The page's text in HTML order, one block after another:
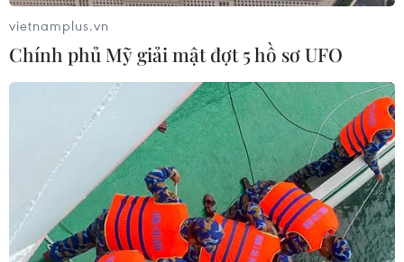
EU triển khai mạng vệ tinh riêng,
củng cố chủ quyền số
08/08/2026 04:15
Liên hợp quốc kêu gọi chấm dứt tấn
công dân thường trong xung đột
Nga-Ukraine
07/08/2026 04:29
vietnamplus.vn
Chính phủ Mỹ giải mật đợt 5 hồ sơ UFO